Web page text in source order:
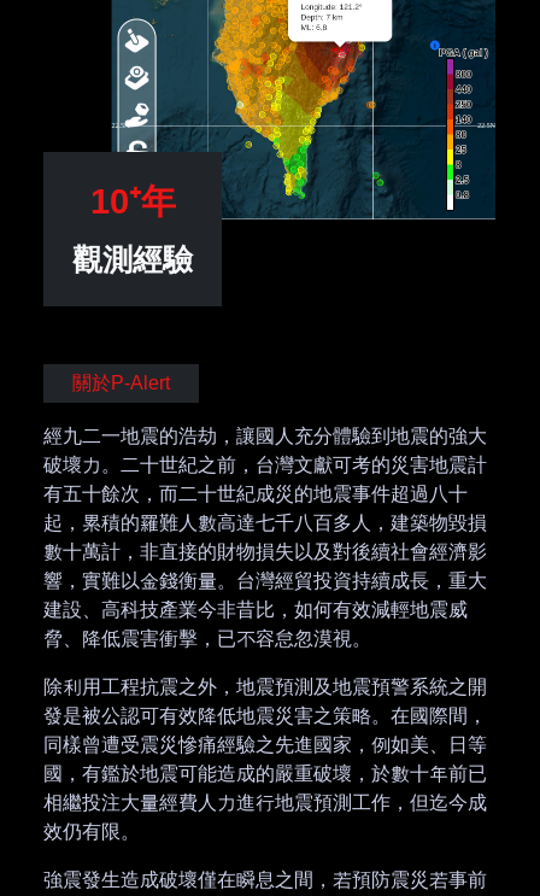
10⁺年
觀測經驗
關於P-Alert
經九二一地震的浩劫，讓國人充分體驗到地震的強大
破壞力。二十世紀之前，台灣文獻可考的災害地震計
有五十餘次，而二十世紀成災的地震事件超過八十
起，累積的罹難人數高達七千八百多人，建築物毀損
數十萬計，非直接的財物損失以及對後續社會經濟影
響，實難以金錢衡量。台灣經貿投資持續成長，重大
建設、高科技產業今非昔比，如何有效減輕地震威
脅、降低震害衝擊，已不容怠忽漠視。
除利用工程抗震之外，地震預測及地震預警系統之開
發是被公認可有效降低地震災害之策略。在國際間，
同樣曾遭受震災慘痛經驗之先進國家，例如美、日等
國，有鑑於地震可能造成的嚴重破壞，於數十年前已
相繼投注大量經費人力進行地震預測工作，但迄今成
效仍有限。
強震發生造成破壞僅在瞬息之間，若預防震災若事前